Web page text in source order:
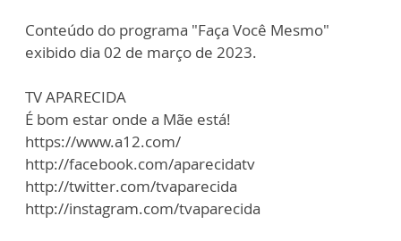
Conteúdo do programa "Faça Você Mesmo"
exibido dia 02 de março de 2023.
TV APARECIDA
É bom estar onde a Mãe está!
https://www.a12.com/
http://facebook.com/aparecidatv
http://twitter.com/tvaparecida
http://instagram.com/tvaparecida